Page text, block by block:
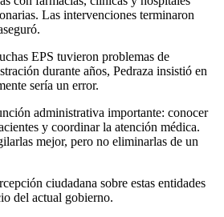
Las intervenciones terminaron
EPS tuvieron problemas de
durante años, Pedraza insistió en
sería un error.
administrativa importante: conocer
y coordinar la atención médica.
mejor, pero no eliminarlas de un
ciudadana sobre estas entidades
del actual gobierno.